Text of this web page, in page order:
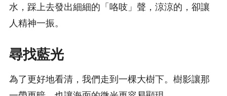
水，踩上去發出細細的「咯吱」聲，涼涼的，卻讓
人精神一振。
尋找藍光
為了更好地看清，我們走到一棵大樹下。樹影讓那